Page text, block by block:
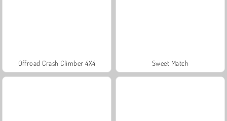
Offroad Crash Climber 4X4 Sweet Match